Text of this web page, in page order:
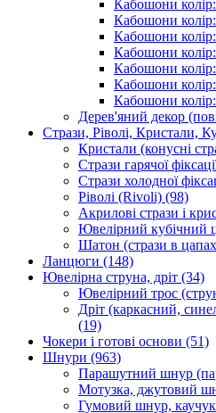
Кабошони
Кабошони
Кабошони
Кабошони
Кабошони
Кабошони
Кабошони
Дерев'яний декор
Стрази, Ріволі, Кристали,
Кристали (конусні
Стрази гарячої
Стрази холодної
Ріволі (Rivoli) (98)
Акрилові стрази і
Ювелірний кубічний
Шатон (стрази в
Ланцюги (148)
Ювелірна струна, дріт (34)
Ювелірний трос
Дріт (каркасний,
(19)
Чокери і готові основи (51)
Шнури (963)
Парашутний шнур
Мотузка, джутовий
Гумовий шнур, каучук